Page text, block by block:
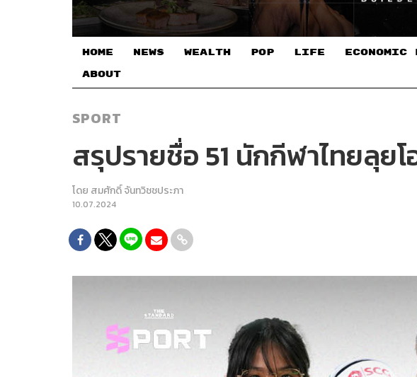
HOME NEWS WEALTH POP LIFE ECONOMIC
ABOUT
SPORT
สรุปรายชื่อ 51 นักกีฬาไทยลุย
โดย สมศักดิ์ จันทวิชชประภา
10.07.2024